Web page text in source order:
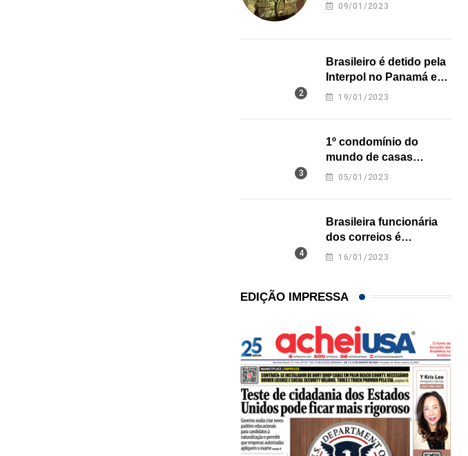
09/01/2023
Brasileiro é detido pela
Interpol no Panamá e
pode pegar prisão
19/01/2023
1º condomínio do
mundo de casas
impressas em 3D é
05/01/2023
Brasileira funcionária
dos correios é
assassinada a facadas
16/01/2023
EDIÇÃO IMPRESSA